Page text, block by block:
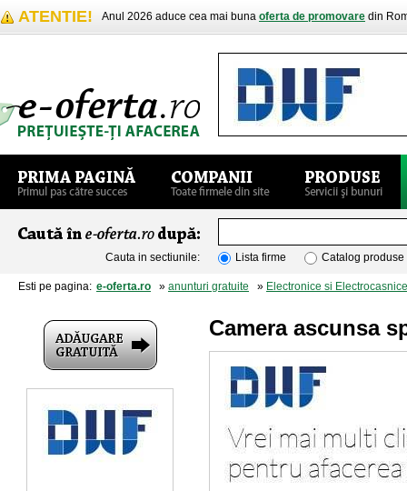
ATENTIE! Anul 2026 aduce cea mai buna oferta de promovare din
Cauta in sectiunile: Lista firme Catalog produse
Esti pe pagina: e-oferta.ro » anunturi gratuite » Electronice si Electrocasnice
Camera ascunsa